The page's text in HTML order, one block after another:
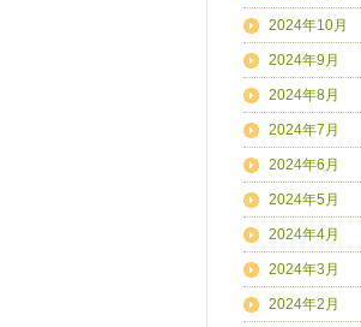
2024年10月
2024年9月
2024年8月
2024年7月
2024年6月
2024年5月
2024年4月
2024年3月
2024年2月